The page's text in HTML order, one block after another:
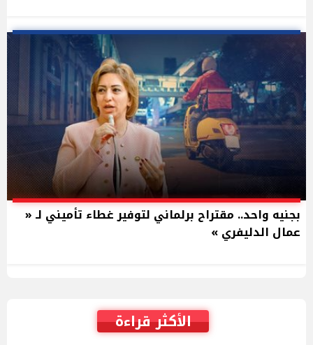
بجنيه واحد.. مقتراح برلماني لتوفير غطاء تأميني لـ «
عمال الدليفري »
الأكثر قراءة